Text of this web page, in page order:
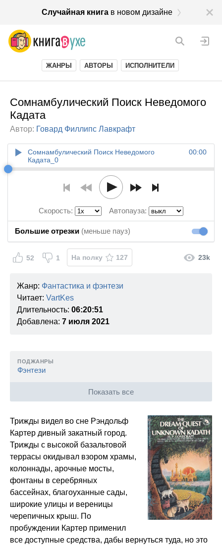
Случайная книгав новом дизайне
ЖАНРЫ АВТОРЫ ИСПОЛНИТЕЛИ
Сомнамбулический Поиск Неведомого
Кадата
Автор: Говард Филлипс Лавкрафт
00:00
Сомнамбулический Поиск Неведомого
Кадата_0
Скорость: Автопауза:
Большие отрезки (меньше пауз)
52 1 На полку 127 23k
Жанр: Фантастика и фэнтези
Читает: VartKes
Длительность: 06:20:51
Добавлена: 7 июля 2021
ПОДЖАНРЫ
Фэнтези
Показать все
Трижды видел во сне Рэндольф
Картер дивный закатный город.
Трижды с высокой базальтовой
террасы окидывал взором храмы,
колоннады, арочные мосты,
фонтаны в серебряных
бассейнах, благоуханные сады,
широкие улицы и вереницы
черепичных крыш. По
пробуждении Картер применил
все доступные средства, дабы вернуться туда, но это